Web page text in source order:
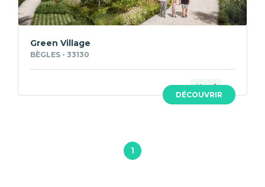
DÉCOUVRIR
Green Village
BÈGLES - 33130
Neuf
1